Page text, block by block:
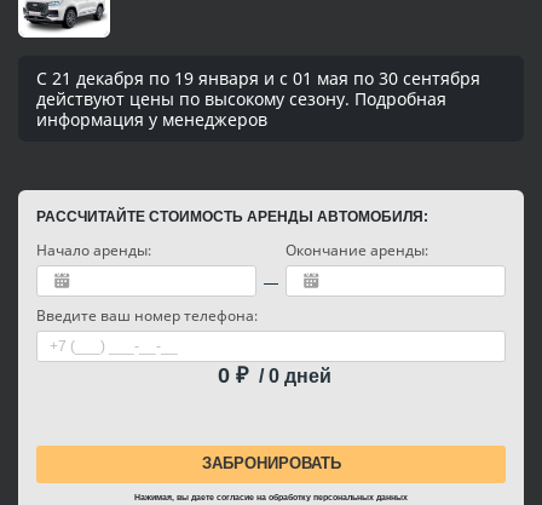
С 21 декабря по 19 января и с 01 мая по 30 сентября
действуют цены по высокому сезону. Подробная
информация у менеджеров
РАССЧИТАЙТЕ СТОИМОСТЬ АРЕНДЫ АВТОМОБИЛЯ:
Начало аренды: Окончание аренды:
Введите ваш номер телефона:
0₽ /0дней
Нажимая, вы даете согласие на обработку персональных данных